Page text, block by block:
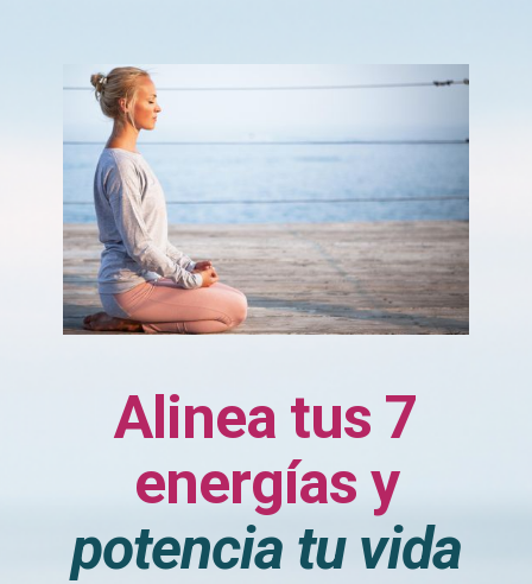
Alinea tus 7
energías y
potencia tu vida